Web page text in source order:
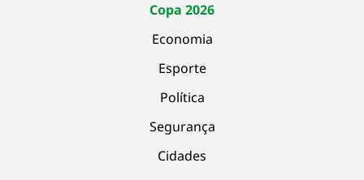
Copa 2026
Economia
Esporte
Política
Segurança
Cidades